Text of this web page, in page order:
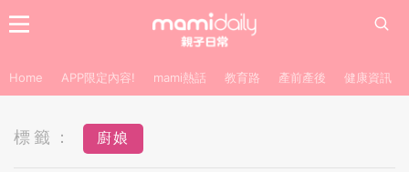
Home APP限定內容! mami熱話 教育路 產前產後 健康資訊
標籤： 廚娘